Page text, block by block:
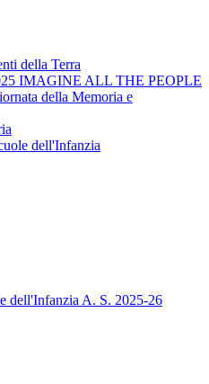
della Terra
IMAGINE ALL THE PEOPLE
della Memoria e
dell'Infanzia
dell'Infanzia A. S. 2025-26